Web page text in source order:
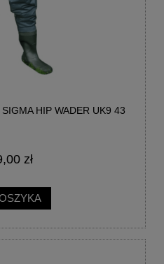
HIP WADER UK9 43
zł